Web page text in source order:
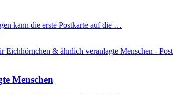
kann die erste Postkarte auf die …
Menschen